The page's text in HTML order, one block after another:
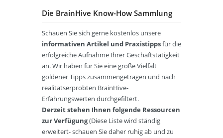
Die BrainHive Know-How Sammlung
Schauen Sie sich gerne kostenlos unsere
informativen Artikel und Praxistippsfür die
erfolgreiche Aufnahme Ihrer Geschäftstätigkeit
an. Wir haben für Sie eine große Vielfalt
goldener Tipps zusammengetragen und nach
realitätserprobten BrainHive-
Erfahrungswerten durchgefiltert.
Derzeit stehen Ihnen folgende Ressourcen
zur Verfügung(Diese Liste wird ständig
erweitert- schauen Sie daher ruhig ab und zu